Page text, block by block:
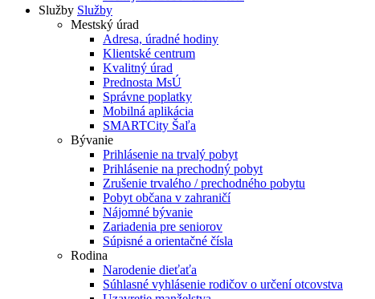
Služby Služby
Mestský úrad
Adresa, úradné hodiny
Klientské centrum
Kvalitný úrad
Prednosta MsÚ
Správne poplatky
Mobilná aplikácia
SMARTCity Šaľa
Bývanie
Prihlásenie na trvalý pobyt
Prihlásenie na prechodný pobyt
Zrušenie trvalého / prechodného pobytu
Pobyt občana v zahraničí
Nájomné bývanie
Zariadenia pre seniorov
Súpisné a orientačné čísla
Rodina
Narodenie dieťaťa
Súhlasné vyhlásenie rodičov o určení otcovstva